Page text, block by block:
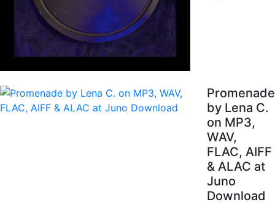
Promenade
by Lena C.
on MP3,
WAV,
FLAC, AIFF
& ALAC at
Juno
Download